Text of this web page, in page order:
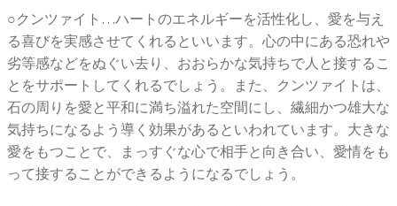
○クンツァイト…ハートのエネルギーを活性化し、愛を与え
る喜びを実感させてくれるといいます。心の中にある恐れや
劣等感などをぬぐい去り、おおらかな気持ちで人と接するこ
とをサポートしてくれるでしょう。また、クンツァイトは、
石の周りを愛と平和に満ち溢れた空間にし、繊細かつ雄大な
気持ちになるよう導く効果があるといわれています。大きな
愛をもつことで、まっすぐな心で相手と向き合い、愛情をも
って接することができるようになるでしょう。